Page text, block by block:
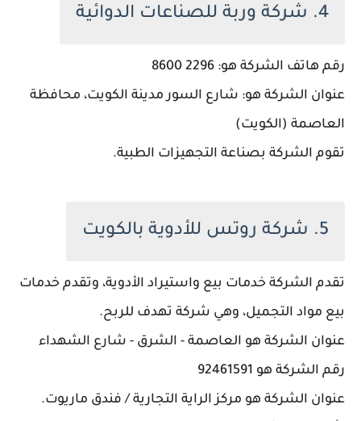
4. شركة وربة للصناعات الدوائية
رقم هاتف الشركة هو: 2296 8600
عنوان الشركة هو: شارع السور مدينة الكويت، محافظة
العاصمة (الكويت)
تقوم الشركة بصناعة التجهيزات الطبية.
5. شركة روتس للأدوية بالكويت
تقدم الشركة خدمات بيع واستيراد الأدوية، وتقدم خدمات
بيع مواد التجميل، وهي شركة تهدف للربح.
عنوان الشركة هو العاصمة - الشرق - شارع الشهداء
رقم الشركة هو 92461591
عنوان الشركة هو مركز الراية التجارية / فندق ماريوت.